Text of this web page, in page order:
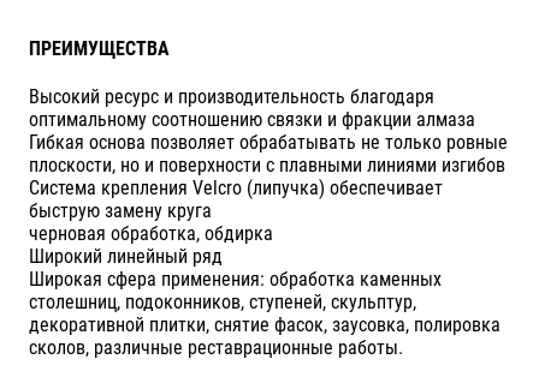
ПРЕИМУЩЕСТВА
Высокий ресурс и производительность благодаря
оптимальному соотношению связки и фракции алмаза
Гибкая основа позволяет обрабатывать не только ровные
плоскости, но и поверхности с плавными линиями изгибов
Система крепления Velcro (липучка) обеспечивает
быструю замену круга
черновая обработка, обдирка
Широкий линейный ряд
Широкая сфера применения: обработка каменных
столешниц, подоконников, ступеней, скульптур,
декоративной плитки, снятие фасок, заусовка, полировка
сколов, различные реставрационные работы.